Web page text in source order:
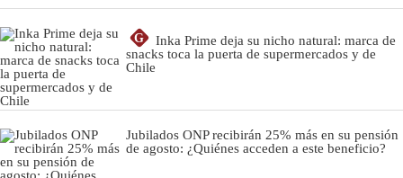
G
Inka Prime deja su nicho natural: marca de
snacks toca la puerta de supermercados y de
Chile
Jubilados ONP recibirán 25% más en su pensión
de agosto: ¿Quiénes acceden a este beneficio?